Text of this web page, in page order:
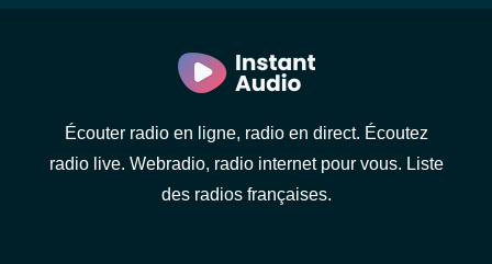
Écouter radio en ligne, radio en direct. Écoutez
radio live. Webradio, radio internet pour vous. Liste
des radios françaises.